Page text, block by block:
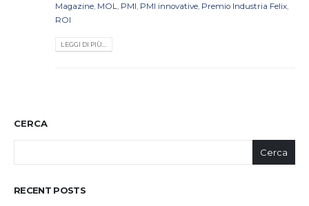
Magazine MOL PMI PMI innovative Premio Industria Felix
ROI
LEGGI DI PIÙ...
CERCA
Cerca
RECENT POSTS